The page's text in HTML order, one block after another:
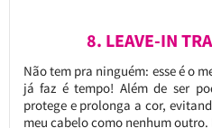
8. LEAVE-IN
Não tem pra ninguém: esse é o
já faz é tempo! Além de ser
protege e prolonga a cor,
meu cabelo como nenhum outro.